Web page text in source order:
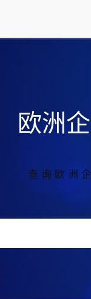
欧洲
查询欧洲